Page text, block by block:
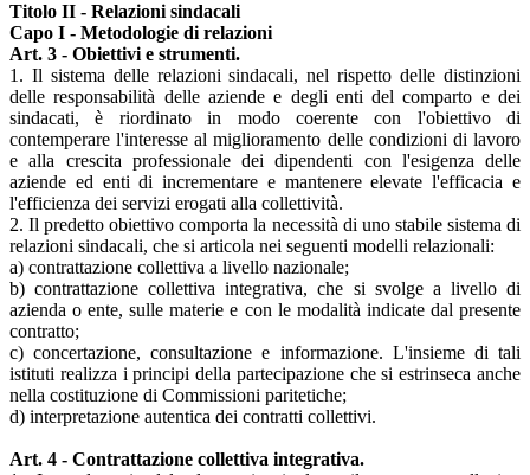
Titolo II - Relazioni sindacali
Capo I - Metodologie di relazioni
Art. 3 - Obiettivi e strumenti.
1. Il sistema delle relazioni sindacali, nel rispetto delle distinzioni
delle responsabilità delle aziende e degli enti del comparto e dei
sindacati, è riordinato in modo coerente con l'obiettivo di
contemperare l'interesse al miglioramento delle condizioni di lavoro
e alla crescita professionale dei dipendenti con l'esigenza delle
aziende ed enti di incrementare e mantenere elevate l'efficacia e
l'efficienza dei servizi erogati alla collettività.
2. Il predetto obiettivo comporta la necessità di uno stabile sistema di
relazioni sindacali, che si articola nei seguenti modelli relazionali:
a) contrattazione collettiva a livello nazionale;
b) contrattazione collettiva integrativa, che si svolge a livello di
azienda o ente, sulle materie e con le modalità indicate dal presente
contratto;
c) concertazione, consultazione e informazione. L'insieme di tali
istituti realizza i principi della partecipazione che si estrinseca anche
nella costituzione di Commissioni paritetiche;
d) interpretazione autentica dei contratti collettivi.
Art. 4 - Contrattazione collettiva integrativa.